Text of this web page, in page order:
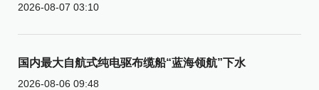
2026-08-07 03:10
国内最大自航式纯电驱布缆船“蓝海领航”下水
2026-08-06 09:48